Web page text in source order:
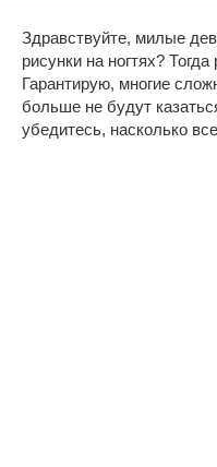
Здравствуйте, милые
рисунки на ногтях?
Гарантирую, многие
больше не будут
убедитесь, насколько